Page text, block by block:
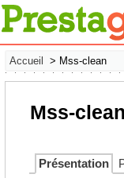
Accueil > Mss-clean
Mss-clean
Présentation